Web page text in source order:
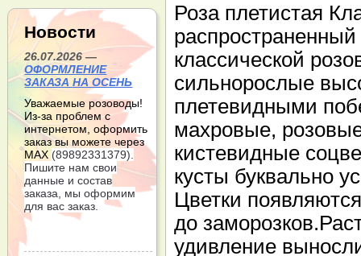
Роза плетистая
классической
сильнорослые
плетевидными
махровые,
кистевидные
кусты буквально
Цветки
до
удивление
Новости
26.07.2026 —
ОФОРМЛЕНИЕ
ЗАКАЗА НА ОСЕНЬ
Уважаемые розоводы!
Из-за проблем с
интернетом, оформить
заказ вы можете через
МАХ (89892331379).
Пишите нам свои
данные и состав
заказа, мы оформим
для вас заказ.